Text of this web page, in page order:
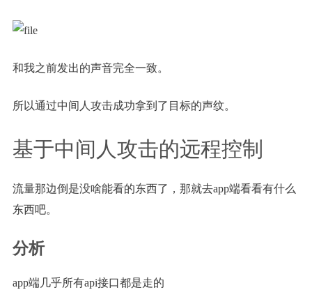
和我之前发出的声音完全一致。
所以通过中间人攻击成功拿到了目标的声纹。
基于中间人攻击的远程控制
流量那边倒是没啥能看的东西了，那就去app端看看有什么
东西吧。
分析
app端几乎所有api接口都是走的